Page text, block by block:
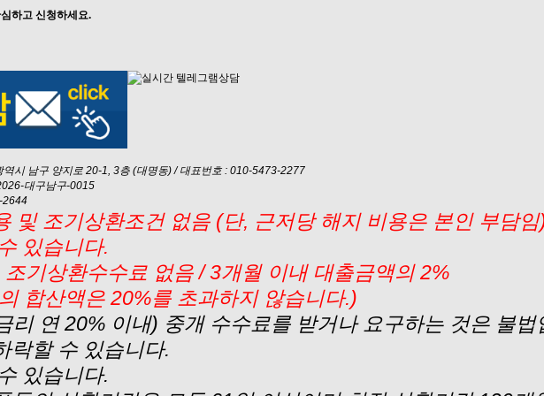
하고 신청하세요.
시 남구 양지로 20-1, 3층 (대명동) / 대표번호 : 010-5473-2277
대구남구-0015
2644
및 조기상환조건 없음 (단, 근저당 해지 비용은 본인 부담임
있습니다.
기상환수수료 없음 / 3개월 이내 대출금액의 2%
합산액은 20%를 초과하지 않습니다.)
리 연 20% 이내) 중개 수수료를 받거나 요구하는 것은 불법
락할 수 있습니다.
있습니다.